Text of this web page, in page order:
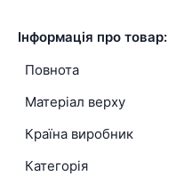
Інформація про товар:
Повнота
Матеріал верху
Країна виробник
Категорія